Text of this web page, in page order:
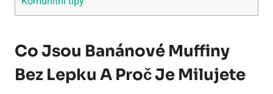
Co Jsou Banánové Muffiny
Bez Lepku A Proč Je Milujete